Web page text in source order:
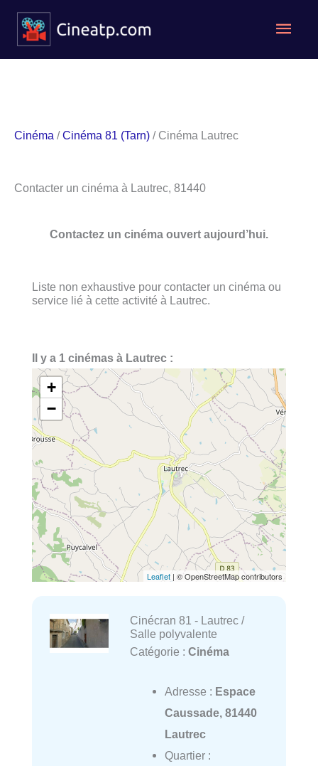
Aller
Cinéma /Cinéma 81 (Tarn) / Cinéma Lautrec
Contacter un cinéma à Lautrec, 81440
Contactez un cinéma ouvert aujourd’hui.
Liste non exhaustive pour contacter un cinéma ou
service lié à cette activité à Lautrec.
Il y a 1 cinémas à Lautrec :
+
−
Leaflet | © OpenStreetMap contributors
Cinécran 81 - Lautrec /
Salle polyvalente
Catégorie : Cinéma
Adresse : Espace
Caussade, 81440
Lautrec
Quartier :